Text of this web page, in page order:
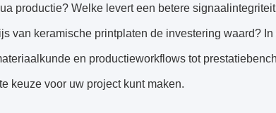
productie? Welke levert een betere
van keramische printplaten de investering waard?
en productieworkflows tot
keuze voor uw project kunt maken.